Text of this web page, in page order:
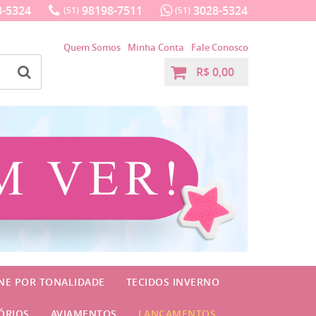
5324 (51) 98198-7511 (51) 3028-5324
Quem Somos Minha Conta Fale Conosco
R$ 0,00
POR TONALIDADE TECIDOS INVERNO